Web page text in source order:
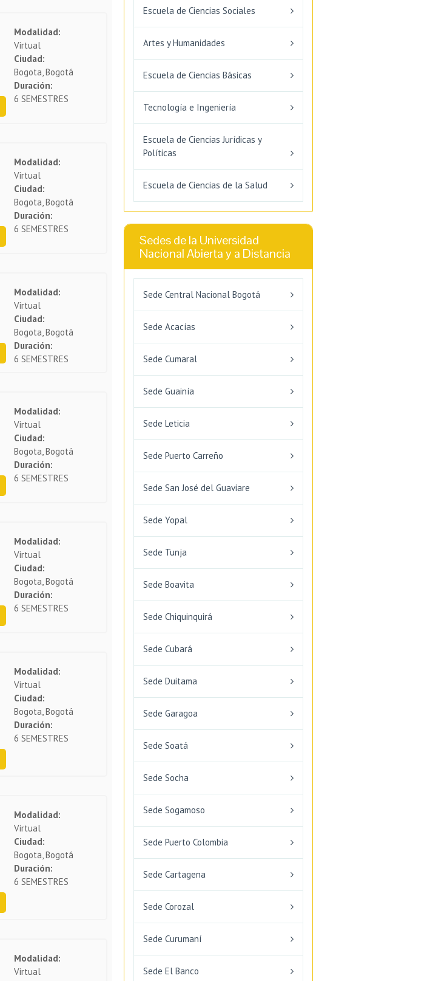
Modalidad:
Virtual
Ciudad:
Bogota, Bogotá
Duración:
6 SEMESTRES
Modalidad:
Virtual
Ciudad:
Bogota, Bogotá
Duración:
6 SEMESTRES
Modalidad:
Virtual
Ciudad:
Bogota, Bogotá
Duración:
6 SEMESTRES
Modalidad:
Virtual
Ciudad:
Bogota, Bogotá
Duración:
6 SEMESTRES
Modalidad:
Virtual
Ciudad:
Bogota, Bogotá
Duración:
6 SEMESTRES
Modalidad:
Virtual
Ciudad:
Bogota, Bogotá
Duración:
6 SEMESTRES
Modalidad:
Virtual
Ciudad:
Bogota, Bogotá
Duración:
6 SEMESTRES
Modalidad:
Virtual
Escuela de Ciencias Sociales
Artes y Humanidades
Escuela de Ciencias Básicas
Tecnología e Ingeniería
Escuela de Ciencias Jurídicas y
Políticas
Escuela de Ciencias de la Salud
Sedes de la Universidad
Nacional Abierta y a Distancia
Sede Central Nacional Bogotá
Sede Acacías
Sede Cumaral
Sede Guainía
Sede Leticia
Sede Puerto Carreño
Sede San José del Guaviare
Sede Yopal
Sede Tunja
Sede Boavita
Sede Chiquinquirá
Sede Cubará
Sede Duitama
Sede Garagoa
Sede Soatá
Sede Socha
Sede Sogamoso
Sede Puerto Colombia
Sede Cartagena
Sede Corozal
Sede Curumaní
Sede El Banco